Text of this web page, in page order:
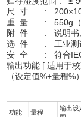
尺 寸 :
重 量 : 550g（
附 件 : 说明书、
选 件 : 工业测试
安 全 : 符合
输出功能 [ 适用于
（设定值%+量程%
功能 量程
输出设